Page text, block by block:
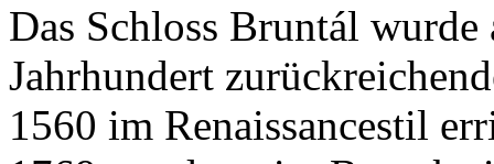
Das Schloss Bruntál
Jahrhundert
1560 im Renaissancestil